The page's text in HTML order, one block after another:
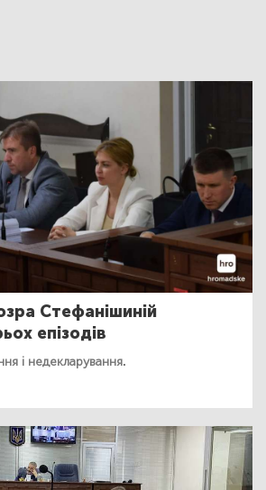
Стефанішиній
епізодів
і недекларування.